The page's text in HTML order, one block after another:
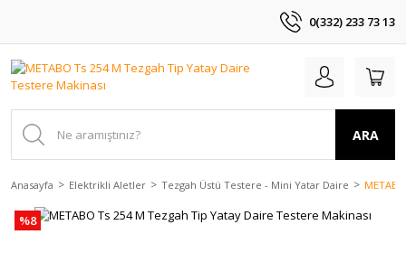
0(332) 233 73 13
ARA
Anasayfa Elektrikli Aletler Tezgah Üstü Testere - Mini Yatar Daire
%8